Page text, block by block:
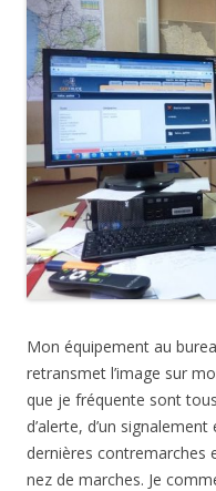
Mon équipement au
retransmet l’image sur
que je fréquente sont
d’alerte, d’un
dernières contremarches
nez de marches. Je